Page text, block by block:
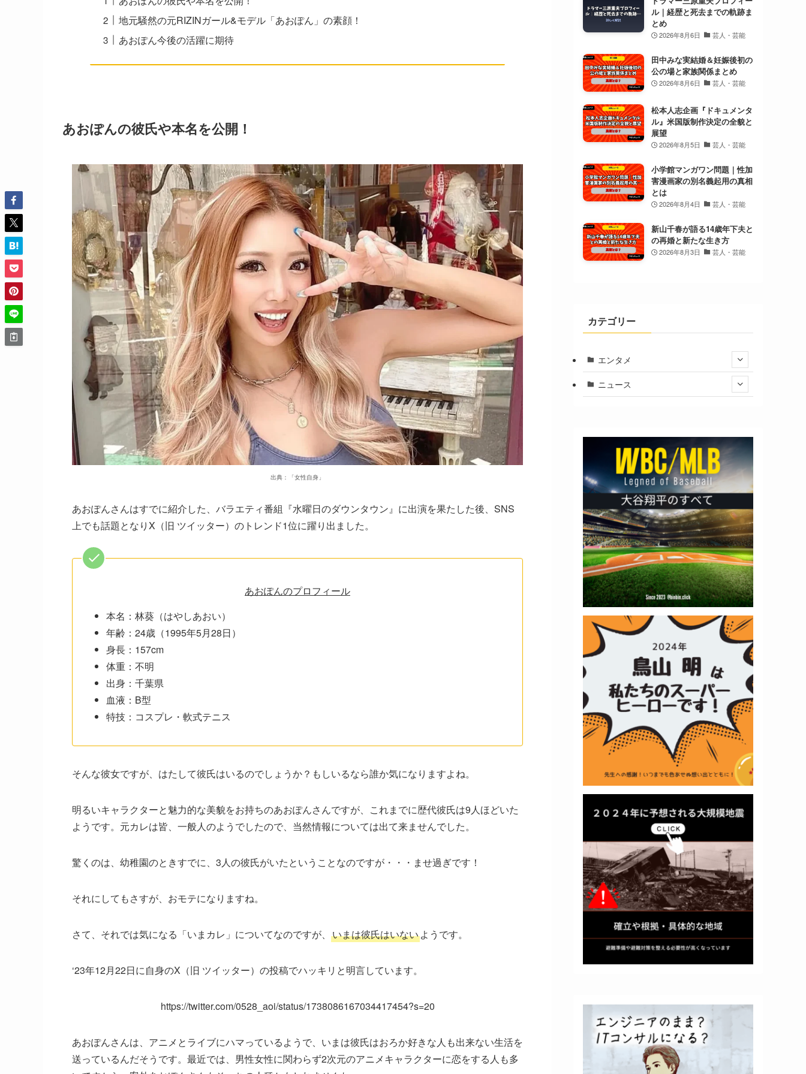
地元騒然の元RIZINガール&モデル「あおぽん」の素顔！
あおぽん今後の活躍に期待
あおぽんの彼氏や本名を公開！
出典：「女性自身」
あおぽんさんはすでに紹介した、バラエティ番組『水曜日のダウンタウン』に出演を果たした後、SNS
上でも話題となりX（旧 ツイッター）のトレンド1位に躍り出ました。
あおぽんのプロフィール
本名：林葵（はやしあおい）
年齢：24歳（1995年5月28日）
身長：157cm
体重：不明
出身：千葉県
血液：B型
特技：コスプレ・軟式テニス
そんな彼女ですが、はたして彼氏はいるのでしょうか？もしいるなら誰か気になりますよね。
明るいキャラクターと魅力的な美貌をお持ちのあおぽんさんですが、これまでに歴代彼氏は9人ほどいた
ようです。元カレは皆、一般人のようでしたので、当然情報については出て来ませんでした。
驚くのは、幼稚園のときすでに、3人の彼氏がいたということなのですが・・・ませ過ぎです！
それにしてもさすが、おモテになりますね。
さて、それでは気になる「いまカレ」についてなのですが、 いまは彼氏はいないようです。
‘23年12月22日に自身のX（旧 ツイッター）の投稿でハッキリと明言しています。
https://twitter.com/0528_aoi/status/1738086167034417454?s=20
あおぽんさんは、アニメとライブにハマっているようで、いまは彼氏はおろか好きな人も出来ない生活を
送っているんだそうです。最近では、男性女性に関わらず2次元のアニメキャラクターに恋をする人も多
ル｜経歴と死去までの軌跡ま
とめ
2026年8月6日 芸人・芸能
田中みな実結婚＆妊娠後初の
公の場と家族関係まとめ
2026年8月6日 芸人・芸能
松本人志企画『ドキュメンタ
ル』米国版制作決定の全貌と
展望
2026年8月5日 芸人・芸能
小学館マンガワン問題｜性加
害漫画家の別名義起用の真相
とは
2026年8月4日 芸人・芸能
新山千春が語る14歳年下夫と
の再婚と新たな生き方
2026年8月3日 芸人・芸能
カテゴリー
エンタメ
ニュース